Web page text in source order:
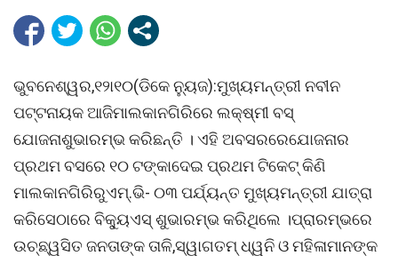
ଭୁବନେଶ୍ୱର,୧୨ା୧୦(ଡିକେ ନୁ୍ୟଜ):ମୁଖ୍ୟମନ୍ତ୍ରୀ ନବୀନ
ପଟ୍ଟନାୟକ ଆଜିମାଲକାନଗିରିରେ ଲକ୍ଷ୍ମୀ ବସ୍
ଯୋଜନାଶୁଭାରମ୍ଭ କରିଛନ୍ତି । ଏହି ଅବସରରେଯୋଜନାର
ପ୍ରଥମ ବସରେ ୧୦ ଟଙ୍କାଦେଇ ପ୍ରଥମ ଟିକେଟ୍ କିଣି
ମାଲକାନଗିରିରୁଏମ୍.ଭି- ୦୩ ପର୍ଯ୍ୟନ୍ତ ମୁଖ୍ୟମନ୍ତ୍ରୀ ଯାତ୍ରା
କରିସେଠାରେ ବିକୁ୍ୟଏସ୍ ଶୁଭାରମ୍ଭ କରିଥିଲେ ।ପ୍ରାରମ୍ଭରେ
ଉଚ୍ଛ୍ୱସିତ ଜନତାଙ୍କ ତାଳି,ସ୍ୱାଗତମ୍ ଧ୍ୱନି ଓ ମହିଳାମାନଙ୍କ